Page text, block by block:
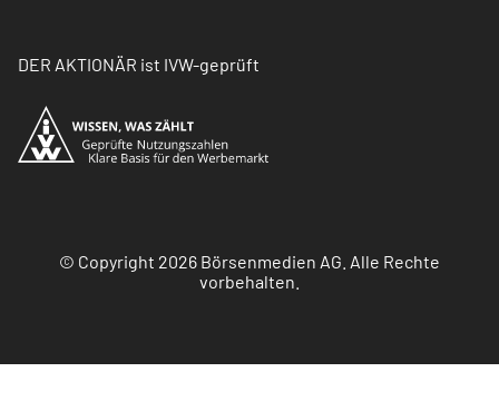
DER AKTIONÄR ist IVW-geprüft
© Copyright 2026 Börsenmedien AG. Alle Rechte
vorbehalten.